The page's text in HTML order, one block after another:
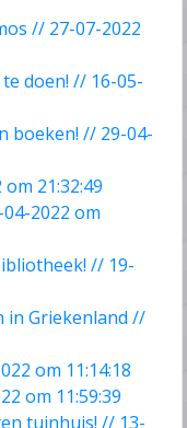
// 27-07-2022
doen! // 16-05-
boeken! // 29-04-
21:32:49
2022 om
// 19-
in Griekenland //
om 11:14:18
om 11:59:39
tuinhuis! // 13-